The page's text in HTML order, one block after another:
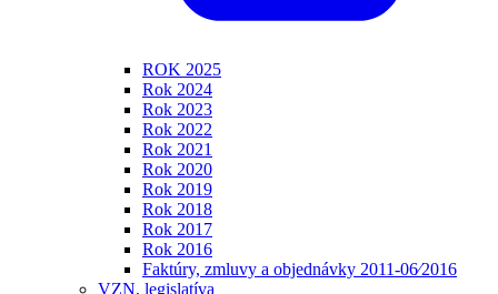
ROK 2025
Rok 2024
Rok 2023
Rok 2022
Rok 2021
Rok 2020
Rok 2019
Rok 2018
Rok 2017
Rok 2016
Faktúry, zmluvy a objednávky 2011-06⁄2016
VZN, legislatíva